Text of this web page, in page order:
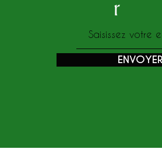
r
ENVOYER